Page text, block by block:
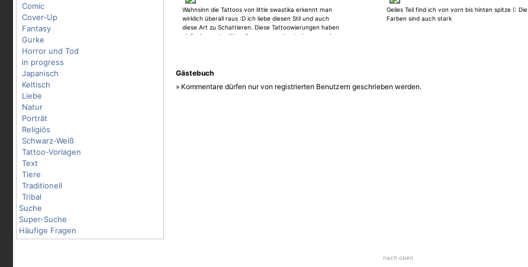
Comic
Cover-Up
Fantasy
Gurke
Horror und Tod
in progress
Japanisch
Keltisch
Liebe
Natur
Porträt
Religiös
Schwarz-Weiß
Tattoo-Vorlagen
Text
Tiere
Traditionell
Tribal
Suche
Super-Suche
Häufige Fragen
Wahnsinn die Tattoos von little swastika erkennt man
wirklich überall raus :D ich liebe diesen Stil und auch
diese Art zu Schattieren. Diese Tattoowierungen haben
einfach was traditionelles was man heute kaum noch
Geiles Teil find ich von vorn bis hinten spitze (: Die
Farben sind auch stark
Gästebuch
» Kommentare dürfen nur von registrierten Benutzern geschrieben werden.
nach oben